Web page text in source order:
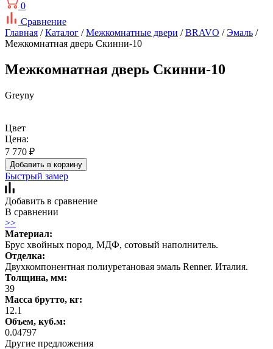
0
Сравнение
Главная /Каталог /Межкомнатные двери /BRAVO /Эмаль /
Межкомнатная дверь Скинни-10
Межкомнатная дверь Скинни-10
Greyny
Цвет
Цена:
7 770 ₽
Добавить в корзину
Быстрый замер
Добавить в сравнение
В сравнении
>>
Материал:
Брус хвойных пород, МДФ, сотовый наполнитель.
Отделка:
Двухкомпонентная полиуретановая эмаль Renner. Италия.
Толщина, мм:
39
Масса брутто, кг:
12.1
Объем, куб.м:
0.04797
Другие предложения